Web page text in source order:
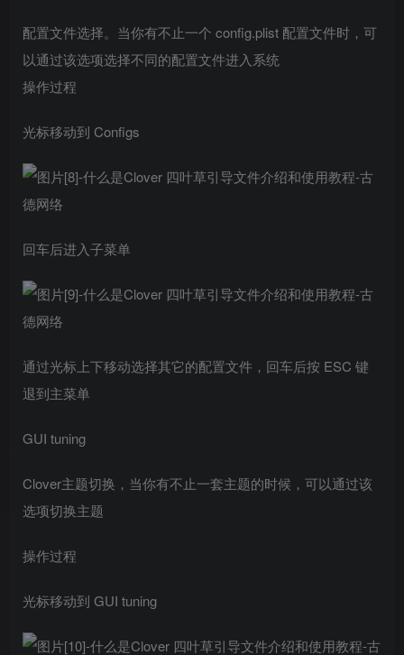
配置文件选择。当你有不止一个 config.plist 配置文件时，可
以通过该选项选择不同的配置文件进入系统
操作过程
光标移动到 Configs
回车后进入子菜单
通过光标上下移动选择其它的配置文件，回车后按 ESC 键
退到主菜单
GUI tuning
Clover主题切换，当你有不止一套主题的时候，可以通过该
选项切换主题
操作过程
光标移动到 GUI tuning